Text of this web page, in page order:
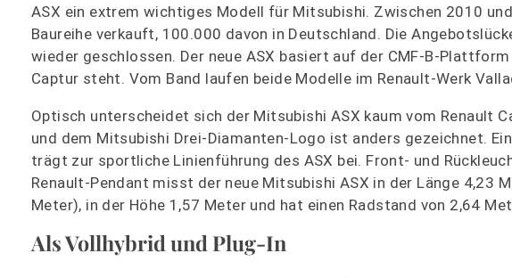
ASX ein extrem wichtiges Modell für Mitsubishi. Zwischen 2010
Baureihe verkauft, 100.000 davon in Deutschland. Die
wieder geschlossen. Der neue ASX basiert auf der CMF-B-
Captur steht. Vom Band laufen beide Modelle im Renault-Werk
Optisch unterscheidet sich der Mitsubishi ASX kaum vom Renault
und dem Mitsubishi Drei-Diamanten-Logo ist anders gezeichnet.
trägt zur sportliche Linienführung des ASX bei. Front- und
Renault-Pendant misst der neue Mitsubishi ASX in der Länge 4,23
Meter), in der Höhe 1,57 Meter und hat einen Radstand von 2,64
Als Vollhybrid und Plug-In